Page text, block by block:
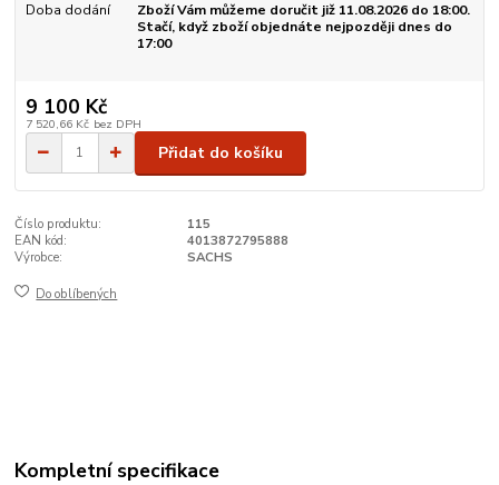
Doba dodání
Zboží Vám můžeme doručit již 11.08.2026 do 18:00.
Stačí, když zboží objednáte nejpozději dnes do
17:00
9 100 Kč
7 520,66 Kč bez DPH
Přidat do košíku
Číslo produktu:
115
EAN kód:
4013872795888
Výrobce:
SACHS
Do oblíbených
Kompletní specifikace